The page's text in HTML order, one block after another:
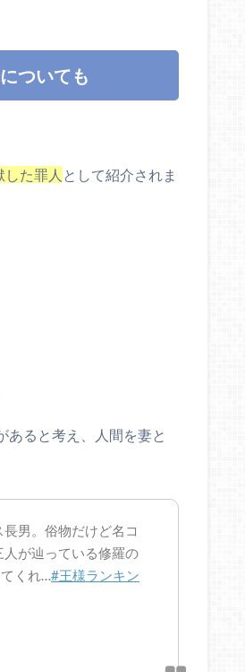
ついても
た罪人 として紹介されま
あると考え、人間を妻と
男。俗物だけど名コ
が辿っている修羅の
くれ…#王様ランキン